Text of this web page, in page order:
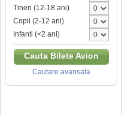
Tineri (12-18 ani)
Copii (2-12 ani)
Infanti (<2 ani)
Cauta Bilete Avion
Cautare avansata